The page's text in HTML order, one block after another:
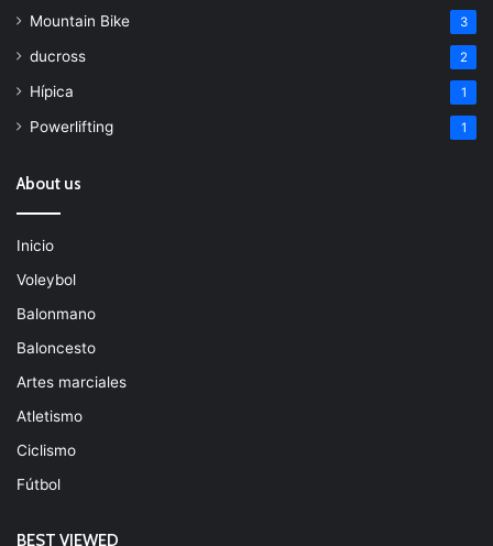
Mountain Bike 3
ducross 2
Hípica 1
Powerlifting 1
About us
Inicio
Voleybol
Balonmano
Baloncesto
Artes marciales
Atletismo
Ciclismo
Fútbol
BEST VIEWED